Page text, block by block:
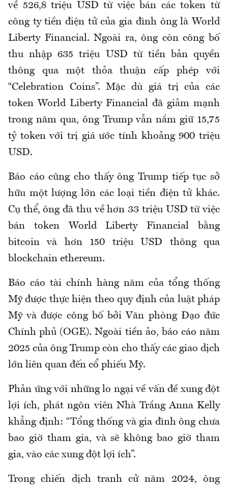
về 526,8 triệu USD từ việc bán các token từ
công ty tiền điện tử của gia đình ông là World
Liberty Financial. Ngoài ra, ông còn công bố
thu nhập 635 triệu USD từ tiền bản quyền
thông qua một thỏa thuận cấp phép với
“Celebration Coins”. Mặc dù giá trị của các
token World Liberty Financial đã giảm mạnh
trong năm qua, ông Trump vẫn nắm giữ 15,75
tỷ token với trị giá ước tính khoảng 900 triệu
USD.
Báo cáo cũng cho thấy ông Trump tiếp tục sở
hữu một lượng lớn các loại tiền điện tử khác.
Cụ thể, ông đã thu về hơn 33 triệu USD từ việc
bán token World Liberty Financial bằng
bitcoin và hơn 150 triệu USD thông qua
blockchain ethereum.
Báo cáo tài chính hàng năm của tổng thống
Mỹ được thực hiện theo quy định của luật pháp
Mỹ và được công bố bởi Văn phòng Đạo đức
Chính phủ (OGE). Ngoài tiền ảo, báo cáo năm
2025 của ông Trump còn cho thấy các giao dịch
lớn liên quan đến cổ phiếu Mỹ.
Phản ứng với những lo ngại về vấn đề xung đột
lợi ích, phát ngôn viên Nhà Trắng Anna Kelly
khẳng định: “Tổng thống và gia đình ông chưa
bao giờ tham gia, và sẽ không bao giờ tham
gia, vào các xung đột lợi ích”.
Trong chiến dịch tranh cử năm 2024, ông